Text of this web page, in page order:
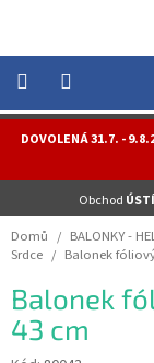
obsah
DOVOLENÁ 31.7. -
Obchod
NOVINKY
HELIUM
-
OSLAVY
MASKY
Domů / BALONKY -
Srdce / Balonek
Balonek
43 cm